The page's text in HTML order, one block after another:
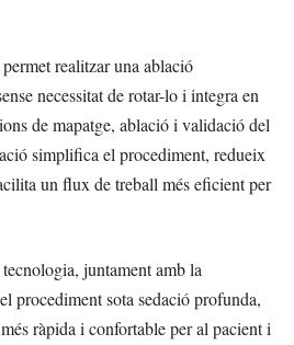
realitzar una ablació
necessitat de rotar-lo i integra en
de mapatge, ablació i validació del
simplifica el procediment, redueix
un flux de treball més eficient per
juntament amb la
procediment sota sedació profunda,
ràpida i confortable per al pacient i